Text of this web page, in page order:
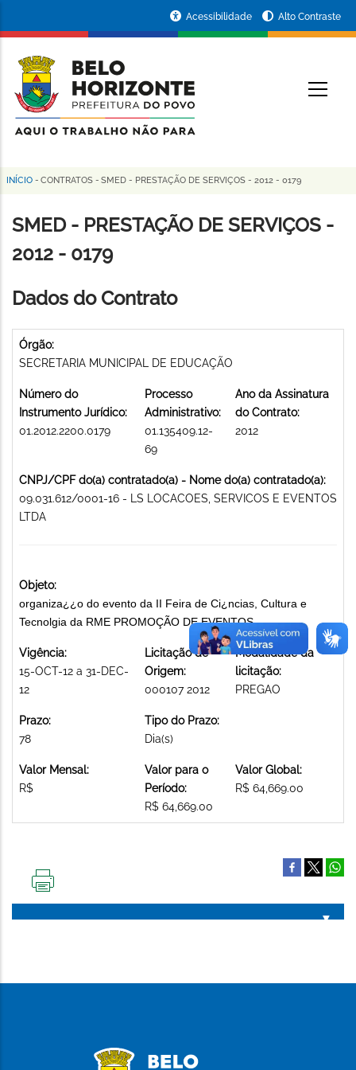
conteúdo
principal
da
Prefeitura
de
Horizonte
Acessibilidade Alto Contraste
Trilha
de
navegação
INÍCIO - CONTRATOS - SMED - PRESTAÇÃO DE SERVIÇOS - 2012 - 0179
SMED - PRESTAÇÃO DE SERVIÇOS -
2012 - 0179
Dados do Contrato
Órgão:
SECRETARIA MUNICIPAL DE EDUCAÇÃO
Número do
Instrumento Jurídico:
01.2012.2200.0179
Processo
Administrativo:
01.135409.12-
69
Ano da Assinatura
do Contrato:
2012
CNPJ/CPF do(a) contratado(a) - Nome do(a) contratado(a):
09.031.612/0001-16 - LS LOCACOES, SERVICOS E EVENTOS
LTDA
Objeto:
organiza¿¿o do evento da II Feira de Ci¿ncias, Cultura e
Tecnolgia da RME PROMOÇÃO DE EVENTOS
Vigência:
15-OCT-12 a 31-DEC-
12
Licitação de
Origem:
000107 2012
Modalidade da
licitação:
PREGAO
Prazo:
78
Tipo do Prazo:
Dia(s)
Valor Mensal:
R$
Valor para o
Período:
R$ 64,669.00
Valor Global:
R$ 64,669.00
PÁGINA